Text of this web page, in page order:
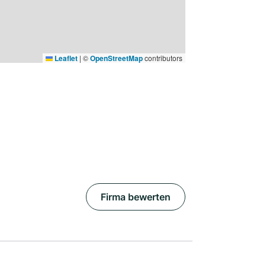
Leaflet | ©OpenStreetMapcontributors
Firma bewerten